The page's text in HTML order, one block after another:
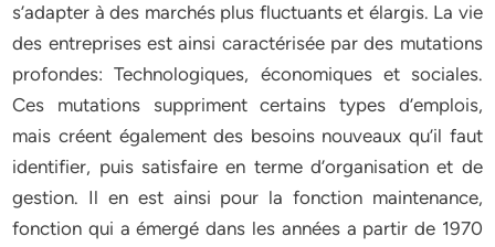
s’adapter à des marchés plus fluctuants et élargis. La vie
des entreprises est ainsi caractérisée par des mutations
profondes: Technologiques, économiques et sociales.
Ces mutations suppriment certains types d’emplois,
mais créent également des besoins nouveaux qu’il faut
identifier, puis satisfaire en terme d’organisation et de
gestion. Il en est ainsi pour la fonction maintenance,
fonction qui a émergé dans les années a partir de 1970